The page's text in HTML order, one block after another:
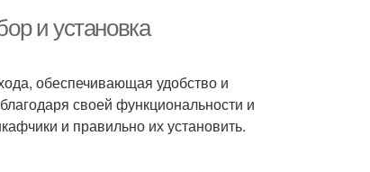
и установка
обеспечивающая удобство и
своей функциональности и
и правильно их установить.